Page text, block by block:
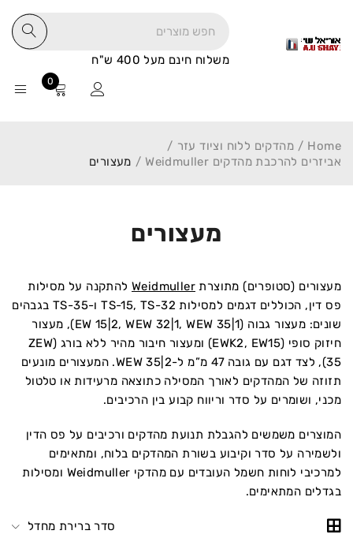
משלוח חינם מעל 400 ש"ח
0
מעצורים
Home
/ מהדקים ללוח וציוד עזר /
אביזרים להרכבת מהדקים Weidmuller
/ מעצורים
מעצורים (סטופרים) מתוצרתWeidmuller להתקנה על מסילות
פס דין, הכוללים דגמים למסילות TS-15, TS-32 ו-TS-35 בגבהים
שונים: מעצור גבוה (EW 15|2, WEW 32|1, WEW 35|1), מעצור
חיזוק סופי (EWK2, EW15) ומעצור חיבור מהיר ללא בורג (ZEW
35), לצד דגם עם גובה 47 מ”מ ל-WEW 35|2. המעצורים מונעים
תזוזה של המהדקים לאורך המסילה כתוצאה מרעידות או טלטול
מכני, ושומרים על סדר וריווח קבוע בין הרכיבים.
המוצרים משמשים להגבלת תנועת מהדקים ורכיבים על פס הדין
ולשמירה על סדר וקיבוע בשורת המהדקים בלוח, ומתאימים
למרכיבי לוחות חשמל העובדים עם מהדקי Weidmuller ומסילות
בגדלים המתאימים.
סדר ברירת מחדל